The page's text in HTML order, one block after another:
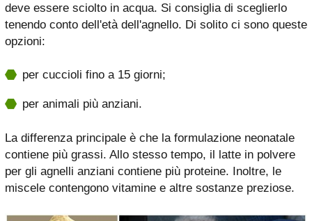
deve essere sciolto in acqua. Si consiglia di sceglierlo
tenendo conto dell'età dell'agnello. Di solito ci sono queste
opzioni:
per cuccioli fino a 15 giorni;
per animali più anziani.
La differenza principale è che la formulazione neonatale
contiene più grassi. Allo stesso tempo, il latte in polvere
per gli agnelli anziani contiene più proteine. Inoltre, le
miscele contengono vitamine e altre sostanze preziose.